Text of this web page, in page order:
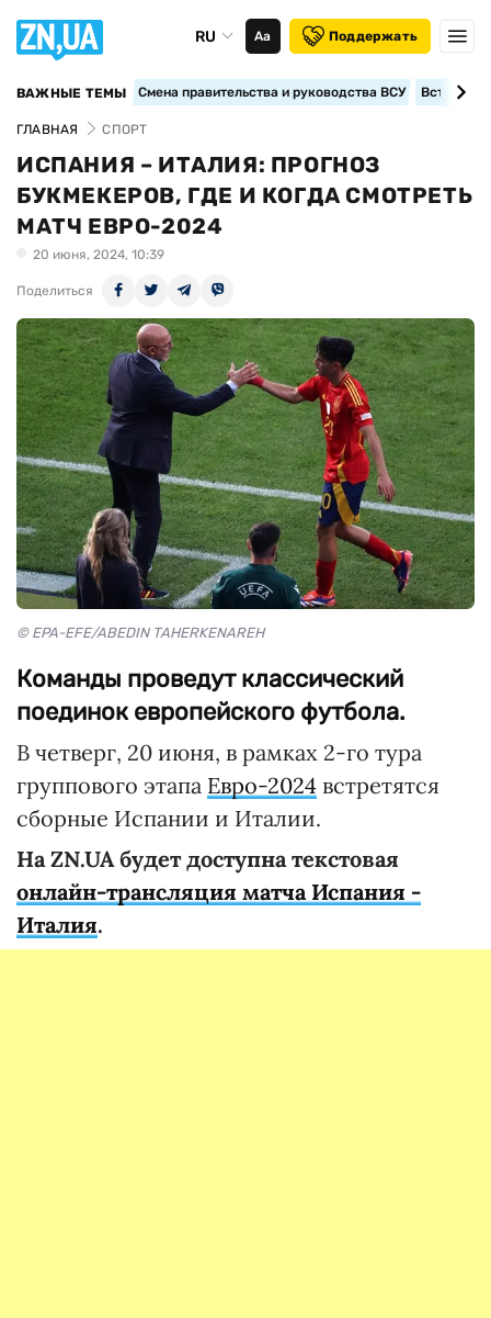
RU Аа Поддержать
ВАЖНЫЕ ТЕМЫ Смена правительства и руководства ВСУ
ГЛАВНАЯ СПОРТ
ИСПАНИЯ – ИТАЛИЯ: ПРОГНОЗ
БУКМЕКЕРОВ, ГДЕ И КОГДА СМОТРЕТЬ
МАТЧ ЕВРО-2024
20 июня, 2024, 10:39
Поделиться
© EPA-EFE/ABEDIN TAHERKENAREH
Команды проведут классический
поединок европейского футбола.
В четверг, 20 июня, в рамках 2-го тура
группового этапа Евро-2024 встретятся
сборные Испании и Италии.
На ZN.UA будет доступна текстовая
онлайн-трансляция матча Испания -
Италия.